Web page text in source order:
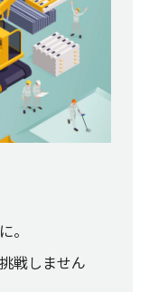
。
戦しません